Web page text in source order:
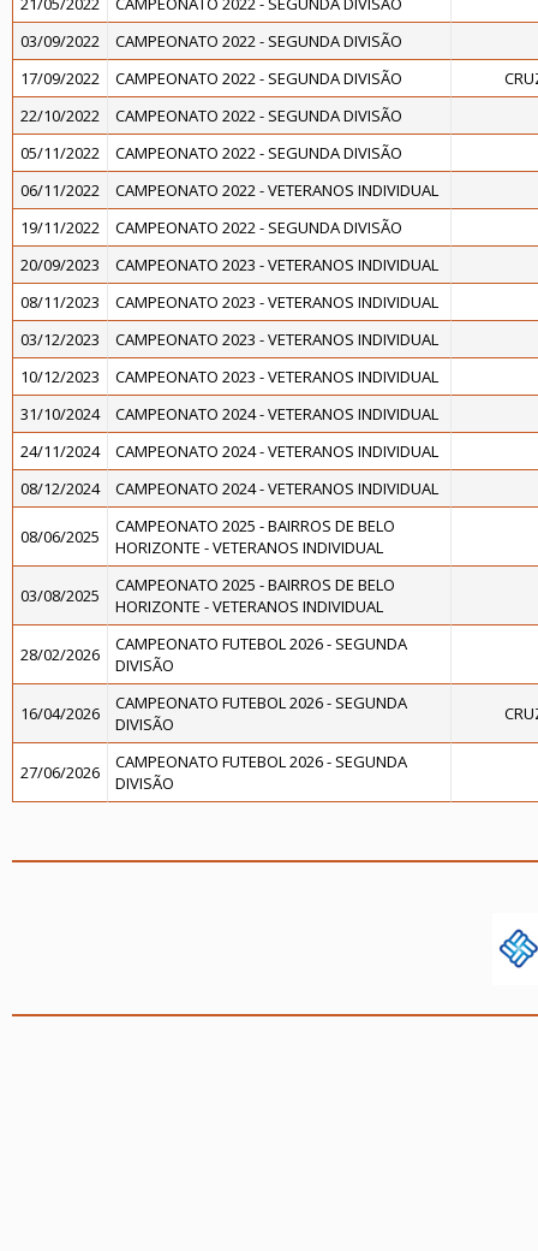
03/09/2022
CAMPEONATO 2022 - SEGUNDA DIVISÃO
17/09/2022
CAMPEONATO 2022 - SEGUNDA DIVISÃO
22/10/2022
CAMPEONATO 2022 - SEGUNDA DIVISÃO
05/11/2022
CAMPEONATO 2022 - SEGUNDA DIVISÃO
06/11/2022
CAMPEONATO 2022 - VETERANOS INDIVIDUAL
19/11/2022
CAMPEONATO 2022 - SEGUNDA DIVISÃO
20/09/2023
CAMPEONATO 2023 - VETERANOS INDIVIDUAL
08/11/2023
CAMPEONATO 2023 - VETERANOS INDIVIDUAL
03/12/2023
CAMPEONATO 2023 - VETERANOS INDIVIDUAL
10/12/2023
CAMPEONATO 2023 - VETERANOS INDIVIDUAL
31/10/2024
CAMPEONATO 2024 - VETERANOS INDIVIDUAL
24/11/2024
CAMPEONATO 2024 - VETERANOS INDIVIDUAL
08/12/2024
CAMPEONATO 2024 - VETERANOS INDIVIDUAL
08/06/2025
CAMPEONATO 2025 - BAIRROS DE BELO
HORIZONTE - VETERANOS INDIVIDUAL
03/08/2025
CAMPEONATO 2025 - BAIRROS DE BELO
HORIZONTE - VETERANOS INDIVIDUAL
28/02/2026
CAMPEONATO FUTEBOL 2026 - SEGUNDA
DIVISÃO
16/04/2026
CAMPEONATO FUTEBOL 2026 - SEGUNDA
DIVISÃO
27/06/2026
CAMPEONATO FUTEBOL 2026 - SEGUNDA
DIVISÃO